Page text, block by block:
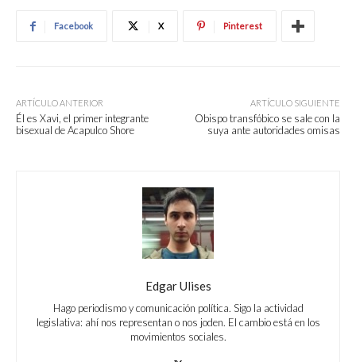
Facebook X Pinterest
ARTÍCULO ANTERIOR
Él es Xavi, el primer integrante
bisexual de Acapulco Shore
ARTÍCULO SIGUIENTE
Obispo transfóbico se sale con la
suya ante autoridades omisas
Edgar Ulises
Hago periodismo y comunicación política. Sigo la actividad
legislativa: ahí nos representan o nos joden. El cambio está en los
movimientos sociales.